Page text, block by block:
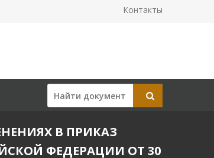
Контакты
В ПРИКАЗ
ФЕДЕРАЦИИ ОТ 30